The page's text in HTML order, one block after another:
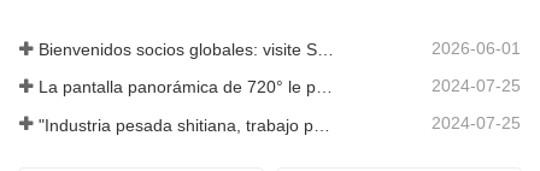
2026-06-01
La pantalla panorámica de 720° le permite comprender todos los aspectos del producto 2024-07-25
2024-07-25